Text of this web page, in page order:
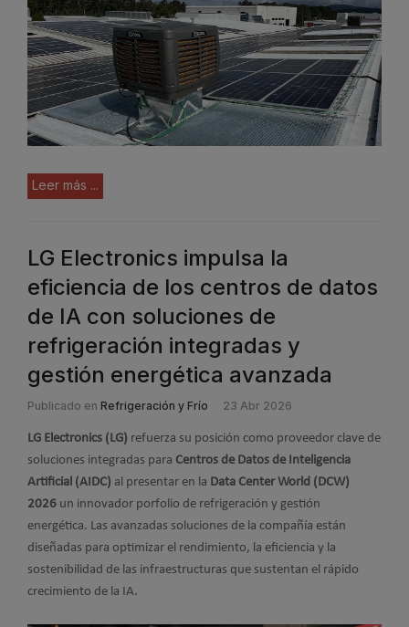
Leer más ...
LG Electronics impulsa la
eficiencia de los centros de datos
de IA con soluciones de
refrigeración integradas y
gestión energética avanzada
Publicado en Refrigeración y Frío 23 Abr 2026
LG Electronics (LG) refuerza su posición como proveedor clave de
soluciones integradas para Centros de Datos de Inteligencia
Artificial (AIDC) al presentar en la Data Center World (DCW)
2026 un innovador porfolio de refrigeración y gestión
energética. Las avanzadas soluciones de la compañía están
diseñadas para optimizar el rendimiento, la eficiencia y la
sostenibilidad de las infraestructuras que sustentan el rápido
crecimiento de la IA.